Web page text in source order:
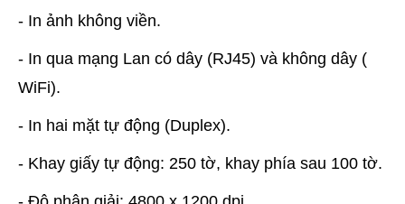
- In ảnh không viền.
- In qua mạng Lan có dây (RJ45) và không dây (
WiFi).
- In hai mặt tự động (Duplex).
- Khay giấy tự động: 250 tờ, khay phía sau 100 tờ.